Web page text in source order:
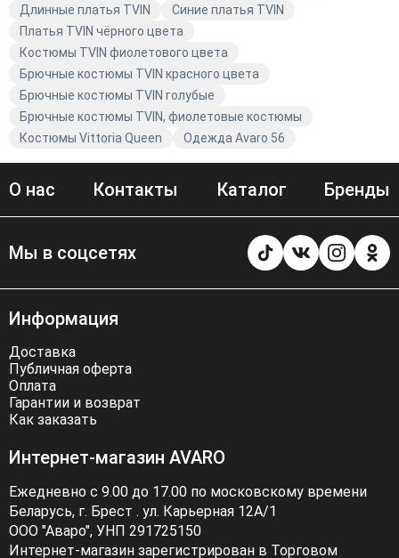
Откройте для себя новые горизонты стиля и качества
с Avaro.
Длинные платья TVIN
Синие платья TVIN
Платья TVIN чёрного цвета
Костюмы TVIN фиолетового цвета
Брючные костюмы TVIN красного цвета
Брючные костюмы TVIN голубые
Брючные костюмы TVIN, фиолетовые костюмы
Костюмы Vittoria Queen
Одежда Avaro 56
О нас Контакты Каталог Бренды
Мы в соцсетях
Информация
Доставка
Публичная оферта
Оплата
Гарантии и возврат
Как заказать
Интернет-магазин AVARO
Ежедневно с 9.00 до 17.00 по московскому времени
Беларусь, г. Брест . ул. Карьерная 12А/1
ООО "Аваро", УНП 291725150
Интернет-магазин зарегистрирован в Торговом